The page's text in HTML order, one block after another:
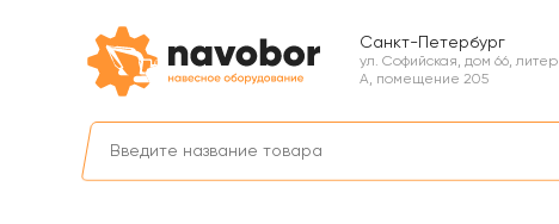
Санкт-Петербург
ул. Софийская, дом 66, литер
А, помещение 205